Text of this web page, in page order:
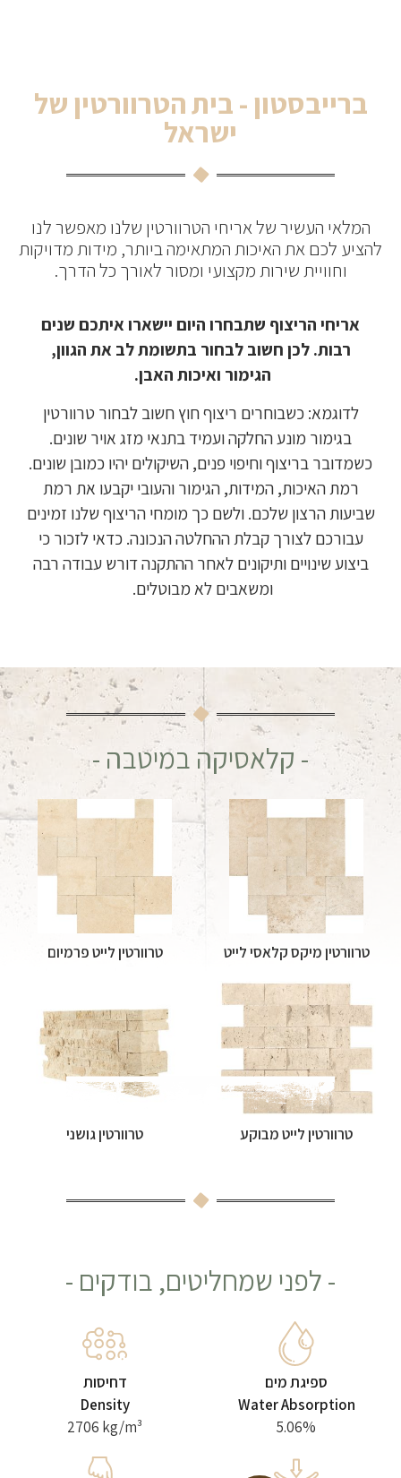
ברייבסטון - בית הטרוורטין של
ישראל
המלאי העשיר של אריחי הטרוורטין שלנו מאפשר לנו
להציע לכם את האיכות המתאימה ביותר, מידות מדויקות
וחוויית שירות מקצועי ומסור לאורך כל הדרך.
אריחי הריצוף שתבחרו היום יישארו איתכם שנים
רבות. לכן חשוב לבחור בתשומת לב את הגוון,
הגימור ואיכות האבן.
לדוגמא: כשבוחרים ריצוף חוץ חשוב לבחור טרוורטין
בגימור מונע החלקה ועמיד בתנאי מזג אויר שונים.
כשמדובר בריצוף וחיפוי פנים, השיקולים יהיו כמובן שונים.
רמת האיכות, המידות, הגימור והעובי יקבעו את רמת
שביעות הרצון שלכם. ולשם כך מומחי הריצוף שלנו זמינים
עבורכם לצורך קבלת ההחלטה הנכונה. כדאי לזכור כי
ביצוע שינויים ותיקונים לאחר ההתקנה דורש עבודה רבה
ומשאבים לא מבוטלים.
- קלאסיקה במיטבה -
טרוורטין מיקס קלאסי לייט טרוורטין לייט פרמיום
טרוורטין לייט מבוקע טרוורטין גושני
- לפני שמחליטים, בודקים -
ספיגת מים
Water Absorption
5.06%
דחיסות
Density
2706 kg/m³